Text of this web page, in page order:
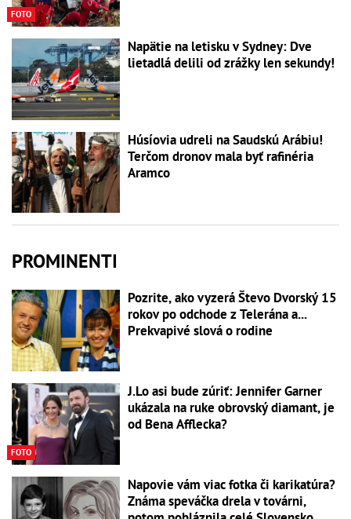
FOTO
Napätie na letisku v Sydney: Dve
lietadlá delili od zrážky len sekundy!
Húsíovia udreli na Saudskú Arábiu!
Terčom dronov mala byť rafinéria
Aramco
PROMINENTI
Pozrite, ako vyzerá Števo Dvorský 15
rokov po odchode z Telerána a...
Prekvapivé slová o rodine
FOTO
J.Lo asi bude zúriť: Jennifer Garner
ukázala na ruke obrovský diamant, je
od Bena Afflecka?
Napovie vám viac fotka či karikatúra?
Známa speváčka drela v továrni,